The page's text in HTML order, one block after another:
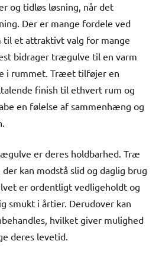
og tidløs løsning, når det
Der er mange fordele ved
et attraktivt valg for mange
bidrager trægulve til en varm
i rummet. Træet tilføjer en
finish til ethvert rum og
en følelse af sammenhæng og
er deres holdbarhed. Træ
kan modstå slid og daglig brug
er ordentligt vedligeholdt og
smukt i årtier. Derudover kan
hvilket giver mulighed
deres levetid.